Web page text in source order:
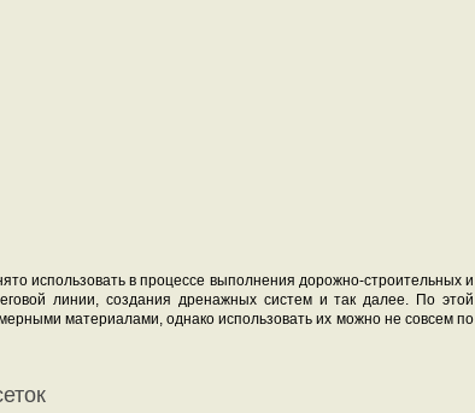
использовать в процессе выполнения дорожно-строительных и
линии, создания дренажных систем и так далее. По этой
материалами, однако использовать их можно не совсем по